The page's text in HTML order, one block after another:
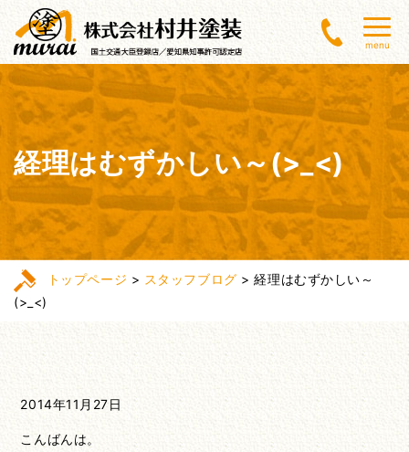
menu
経理はむずかしい～(>_<)
トップページ > スタッフブログ >経理はむずかしい～
(>_<)
2014年11月27日
こんばんは。